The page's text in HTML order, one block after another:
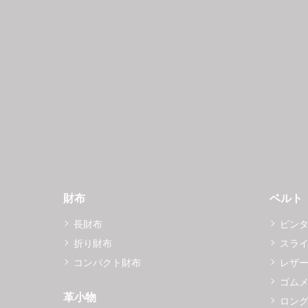
財布
長財布
折り財布
コンパクト財布
革小物
ベルト
ピン
スラ
レザ
ゴム
ロン